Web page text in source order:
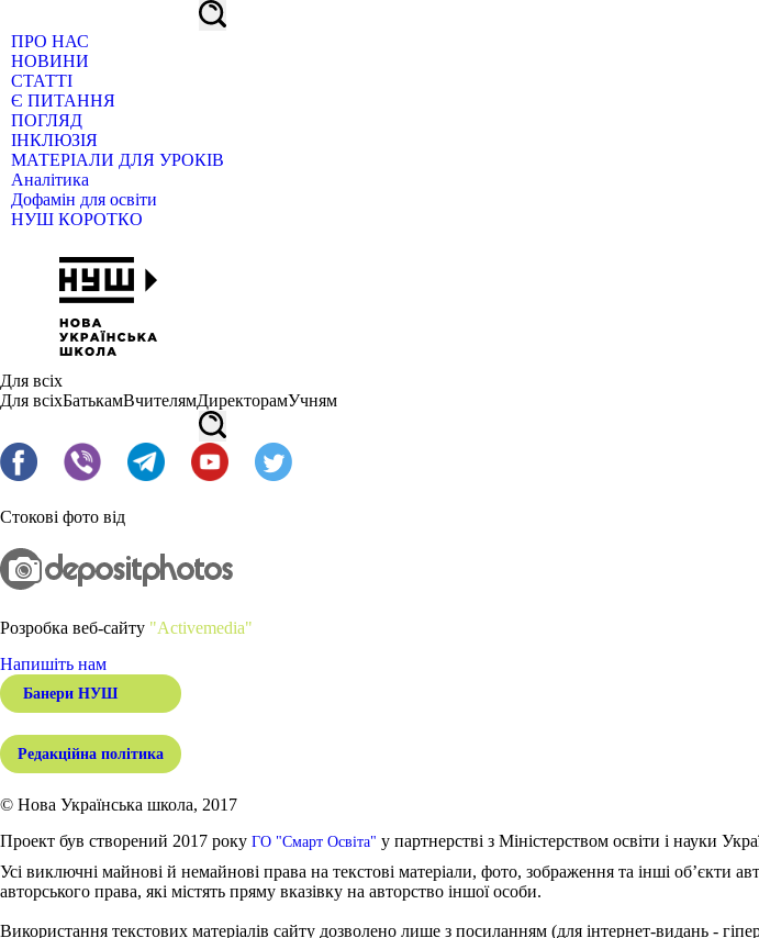
ПРО НАС
НОВИНИ
СТАТТІ
Є ПИТАННЯ
ПОГЛЯД
ІНКЛЮЗІЯ
МАТЕРІАЛИ ДЛЯ УРОКІВ
Аналітика
Дофамін для освіти
НУШ КОРОТКО
Для всіх
Для всіхБатькамВчителямДиректорамУчням
Стокові фото від
Розробка веб-сайту "Activemedia"
Напишіть нам
Банери НУШ
Редакційна політика
© Нова Українська школа, 2017
Проект був створений 2017 року ГО "Смарт Освіта" у партнерстві з Міністерством освіти і науки
Усі виключні майнові й немайнові права на текстові матеріали, фото, зображення та інші об’єкти
авторського права, які містять пряму вказівку на авторство іншої особи.
Використання текстових матеріалів сайту дозволено лише з посиланням (для інтернет-видань -